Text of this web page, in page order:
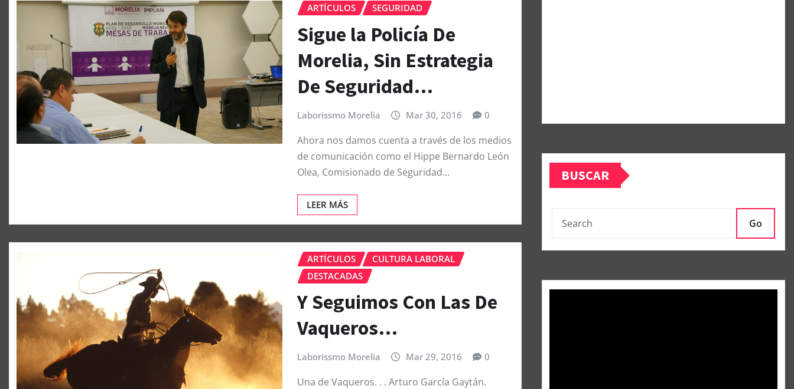
ARTÍCULOS SEGURIDAD
Sigue la Policía De
Morelia, Sin Estrategia
De Seguridad…
Laborissmo Morelia Mar 30, 2016 0
Ahora nos damos cuenta a través de los medios
de comunicación como el Hippe Bernardo León
Olea, Comisionado de Seguridad…
LEER MÁS
ARTÍCULOS
CULTURA LABORAL
DESTACADAS
Y Seguimos Con Las De
Vaqueros…
Laborissmo Morelia Mar 29, 2016 0
Una de Vaqueros. . . Arturo García Gaytán.
BUSCAR
Go